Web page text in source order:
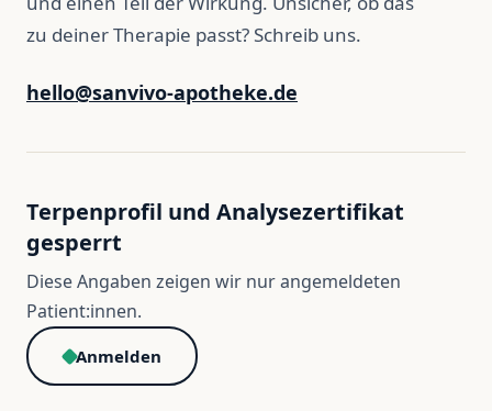
zu deiner Therapie passt? Schreib uns.
hello@sanvivo-apotheke.de
Terpenprofil und Analysezertifikat
gesperrt
Diese Angaben zeigen wir nur angemeldeten
Patient:innen.
Anmelden